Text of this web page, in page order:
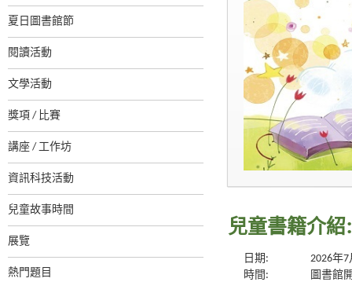
夏日圖書館節
閱讀活動
文學活動
獎項 / 比賽
講座 / 工作坊
資訊科技活動
兒童故事時間
展覽
熱門題目
兒童書籍介紹
日期:
2026年
時間:
圖書館